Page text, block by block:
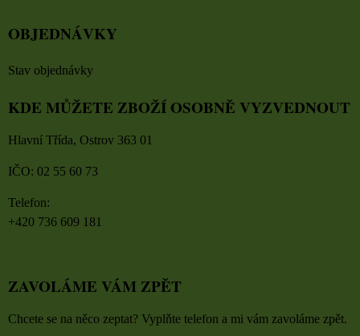
OBJEDNÁVKY
Stav objednávky
KDE MŮŽETE ZBOŽÍ OSOBNĚ VYZVEDNOUT
Hlavní Třída, Ostrov 363 01
IČO: 02 55 60 73
Telefon:
+420 736 609 181
ZAVOLÁME VÁM ZPĚT
Chcete se na něco zeptat? Vyplňte telefon a mi vám zavoláme zpět.